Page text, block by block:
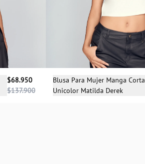
$68.950
$137.900
Selecciona una talla
XL
Blusa Para Mujer Manga Corta
Unicolor Matilda Derek